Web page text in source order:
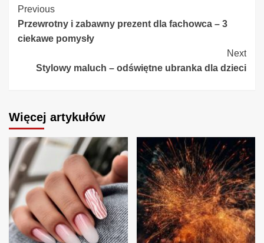
Continue
Reading
Previous
Przewrotny i zabawny prezent dla fachowca – 3
ciekawe pomysły
Next
Stylowy maluch – odświętne ubranka dla dzieci
Więcej artykułów